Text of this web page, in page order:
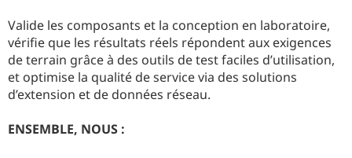
Valide les composants et la conception en laboratoire,
vérifie que les résultats réels répondent aux exigences
de terrain grâce à des outils de test faciles d’utilisation,
et optimise la qualité de service via des solutions
d’extension et de données réseau.
ENSEMBLE, NOUS :